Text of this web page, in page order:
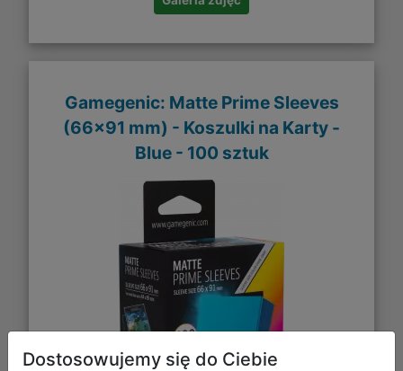
Gamegenic: Matte Prime Sleeves
(66x91 mm) - Koszulki na Karty -
Blue - 100 sztuk
Dostosowujemy się do Ciebie